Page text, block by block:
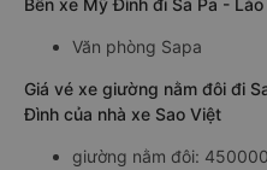
Bến xe Mỹ Đình đi Sa Pa -
Văn phòng Sapa
Giá vé xe giường nằm đôi đi
Đình của nhà xe Sao Việt
giường nằm đôi: